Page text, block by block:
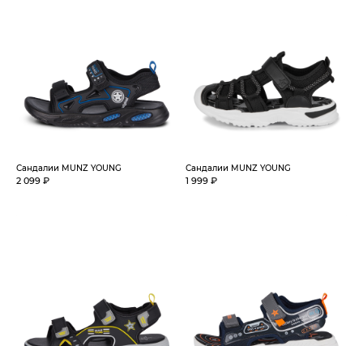
Сандалии MUNZ YOUNG
2 099 ₽
Сандалии MUNZ YOUNG
1 999 ₽